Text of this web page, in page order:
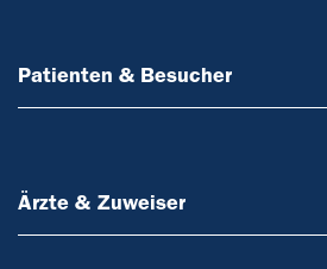
Patienten & Besucher
Ärzte & Zuweiser